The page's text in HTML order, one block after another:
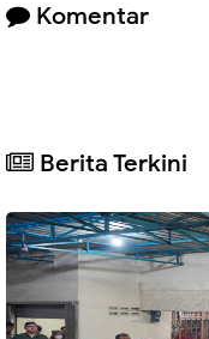
Komentar
Berita Terkini